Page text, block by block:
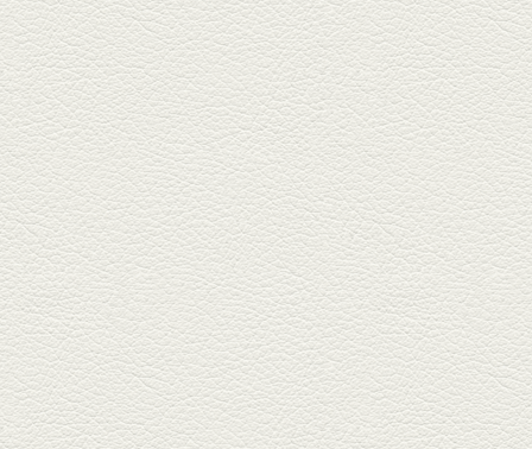
春の[熊本屋台村]で昼飲みの刻。
[かごっま屋台 黒で乾杯]で「銀...
2025年3月21日放送
薩摩赤鶏のころころ焼き
＆カツオの藁焼き
三年坂通りのビル２階「焼鳥こ
ろころ」はオシャレな店構えで
炭火...
2025年2月28日放送
踊る車海老＆あか牛串 ウ
ニとキャビア乗せ
ホテル日航熊本の裏、創作串揚
げの新たな店「串ハル」へ「銀
しろ...
2025年2月7日放送
マグロのレアカツ＆合鴨